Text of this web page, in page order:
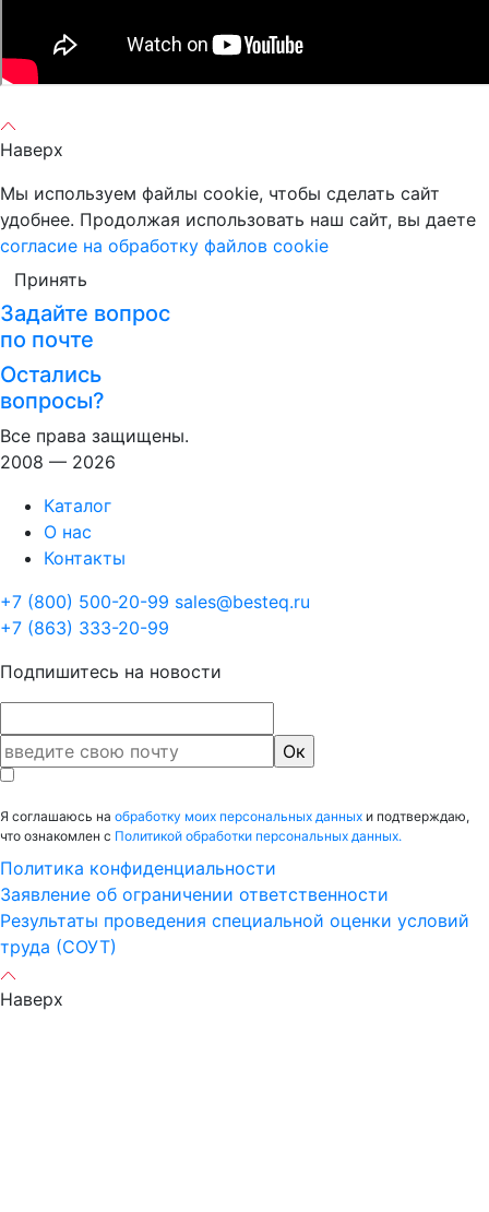
Наверх
Мы используем файлы cookie, чтобы сделать сайт
удобнее. Продолжая использовать наш сайт, вы даете
согласие на обработку файлов cookie
Принять
Задайте вопрос
по почте
Остались
вопросы?
Все права защищены.
2008 — 2026
Каталог
О нас
Контакты
+7 (800) 500-20-99 sales@besteq.ru
+7 (863) 333-20-99
Подпишитесь на новости
Я соглашаюсь на обработку моих персональных данных и подтверждаю,
что ознакомлен с Политикой обработки персональных данных.
Политика конфиденциальности
Заявление об ограничении ответственности
Результаты проведения специальной оценки условий
труда (СОУТ)
Наверх